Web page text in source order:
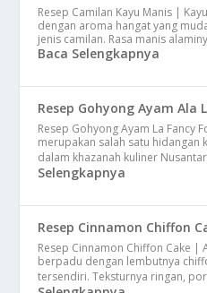
Resep Camilan Kayu Manis |
dengan aroma hangat yang
jenis camilan. Rasa manis
Baca Selengkapnya
Resep Gohyong Ayam Ala
Resep Gohyong Ayam La Fancy
merupakan salah satu hidangan
dalam khazanah kuliner
Selengkapnya
Resep Cinnamon Chiffon
Resep Cinnamon Chiffon Cake |
berpadu dengan lembutnya
tersendiri. Teksturnya ringan,